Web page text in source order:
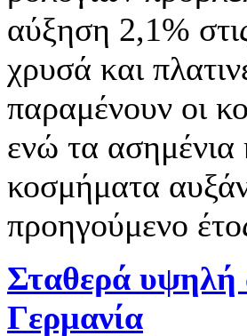
αύξηση 2,1%
χρυσά και
παραμένουν οι
ενώ τα ασημένια
κοσμήματα
προηγούμενο
Σταθερά υψηλή
Γερμανία